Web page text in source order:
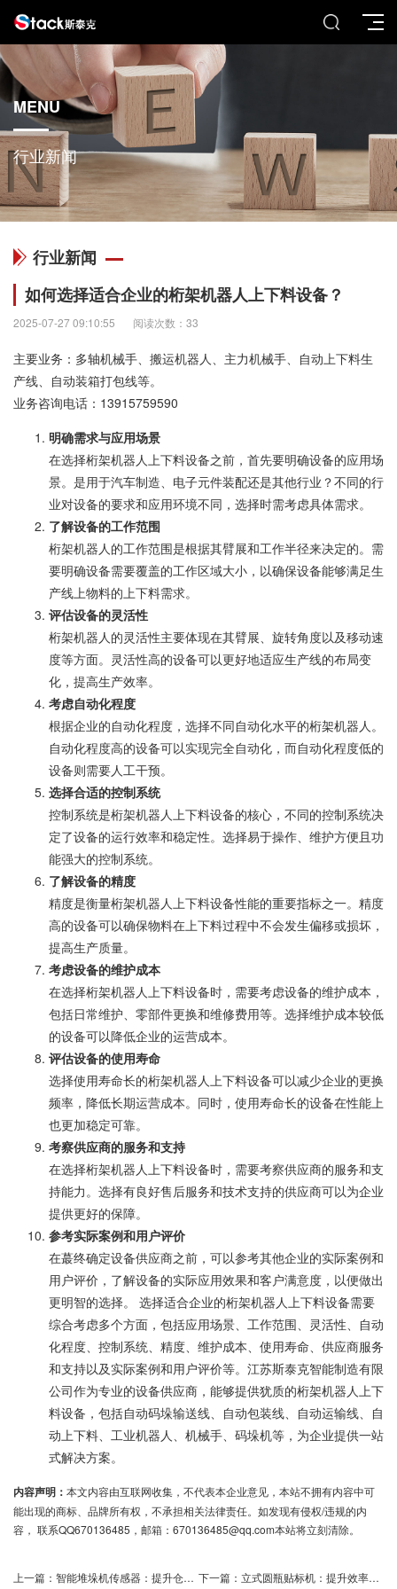
MENU
行业新闻
行业新闻
如何选择适合企业的桁架机器人上下料设备？
2025-07-27 09:10:55 阅读次数：33
主要业务：多轴机械手、搬运机器人、主力机械手、自动上下料生
产线、自动装箱打包线等。
业务咨询电话： 13915759590
明确需求与应用场景
在选择桁架机器人上下料设备之前，首先要明确设备的应用场
景。是用于汽车制造、电子元件装配还是其他行业？不同的行
业对设备的要求和应用环境不同，选择时需考虑具体需求。
了解设备的工作范围
桁架机器人的工作范围是根据其臂展和工作半径来决定的。需
要明确设备需要覆盖的工作区域大小，以确保设备能够满足生
产线上物料的上下料需求。
评估设备的灵活性
桁架机器人的灵活性主要体现在其臂展、旋转角度以及移动速
度等方面。灵活性高的设备可以更好地适应生产线的布局变
化，提高生产效率。
考虑自动化程度
根据企业的自动化程度，选择不同自动化水平的桁架机器人。
自动化程度高的设备可以实现完全自动化，而自动化程度低的
设备则需要人工干预。
选择合适的控制系统
控制系统是桁架机器人上下料设备的核心，不同的控制系统决
定了设备的运行效率和稳定性。选择易于操作、维护方便且功
能强大的控制系统。
了解设备的精度
精度是衡量桁架机器人上下料设备性能的重要指标之一。精度
高的设备可以确保物料在上下料过程中不会发生偏移或损坏，
提高生产质量。
考虑设备的维护成本
在选择桁架机器人上下料设备时，需要考虑设备的维护成本，
包括日常维护、零部件更换和维修费用等。选择维护成本较低
的设备可以降低企业的运营成本。
评估设备的使用寿命
选择使用寿命长的桁架机器人上下料设备可以减少企业的更换
频率，降低长期运营成本。同时，使用寿命长的设备在性能上
也更加稳定可靠。
考察供应商的服务和支持
在选择桁架机器人上下料设备时，需要考察供应商的服务和支
持能力。选择有良好售后服务和技术支持的供应商可以为企业
提供更好的保障。
参考实际案例和用户评价
在蕞终确定设备供应商之前，可以参考其他企业的实际案例和
用户评价，了解设备的实际应用效果和客户满意度，以便做出
更明智的选择。 选择适合企业的桁架机器人上下料设备需要
综合考虑多个方面，包括应用场景、工作范围、灵活性、自动
化程度、控制系统、精度、维护成本、使用寿命、供应商服务
和支持以及实际案例和用户评价等。江苏斯泰克智能制造有限
公司作为专业的设备供应商，能够提供犹质的桁架机器人上下
料设备，包括自动码垛输送线、自动包装线、自动运输线、自
动上下料、工业机器人、机械手、码垛机等，为企业提供一站
式解决方案。
内容声明： 本文内容由互联网收集，不代表本企业意见，本站不拥有内容中可
能出现的商标、品牌所有权，不承担相关法律责任。如发现有侵权/违规的内
容， 联系QQ670136485，邮箱：670136485@qq.com本站将立刻清除。
上一篇： 智能堆垛机传感器：提升仓储效率新利器 下一篇： 立式圆瓶贴标机：提升效率，优化生产流程